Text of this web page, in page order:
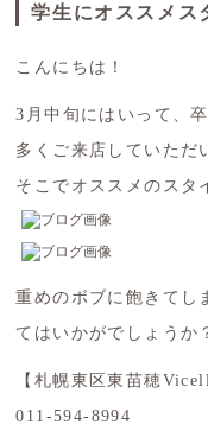
学生にオススメス
こんにちは！
3月中旬にはいって、
多くご来店していただ
そこでオススメのスタ
重めのボブに飽きてし
てはいかがでしょうか
【札幌東区東苗穂
011-594-8994